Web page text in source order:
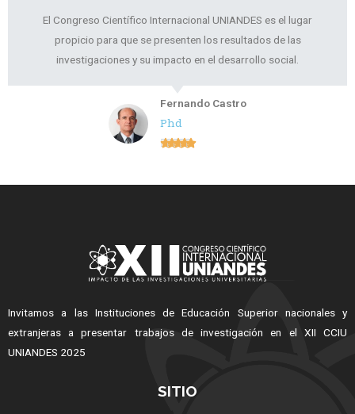
El Congreso Científico Internacional UNIANDES es el lugar
propicio para que se presenten los resultados de las
investigaciones y su impacto en el desarrollo social.
Fernando Castro
Phd

Invitamos a las Instituciones de Educación Superior nacionales y
extranjeras a presentar trabajos de investigación en el XII CCIU
UNIANDES 2025
SITIO